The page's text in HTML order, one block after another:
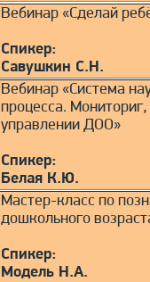
Вебинар «Сделай
Спикер:
Савушкин С.Н.
Вебинар «Система
процесса.
управлении ДОО»
Спикер:
Белая К.Ю.
Мастер-класс по
дошкольного
Спикер:
Модель Н.А.